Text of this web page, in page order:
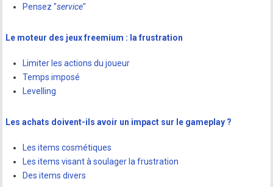
Pensez "service"
Le moteur des jeux freemium : la frustration
Limiter les actions du joueur
Temps imposé
Levelling
Les achats doivent-ils avoir un impact sur le gameplay ?
Les items cosmétiques
Les items visant à soulager la frustration
Des items divers